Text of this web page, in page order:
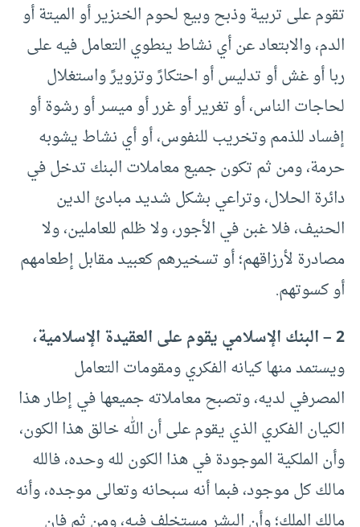
تقوم على تربية وذبح وبيع لحوم الخنزير أو الميتة أو
الدم، والابتعاد عن أي نشاط ينطوي التعامل فيه على
ربا أو غش أو تدليس أو احتكارً وتزويرً واستغلال
لحاجات الناس، أو تغرير أو غرر أو ميسر أو رشوة أو
إفساد للذمم وتخريب للنفوس، أو أي نشاط يشوبه
حرمة، ومن ثم تكون جميع معاملات البنك تدخل في
دائرة الحلال، وتراعي بشكل شديد مبادئ الدين
الحنيف، فلا غبن في الأجور، ولا ظلم للعاملين، ولا
مصادرة لأرزاقهم؛ أو تسخيرهم كعبيد مقابل إطعامهم
أو كسوتهم.
2 – البنك الإسلامي يقوم على العقيدة الإسلامية،
ويستمد منها كيانه الفكري ومقومات التعامل
المصرفي لديه، وتصبح معاملاته جميعها في إطار هذا
الكيان الفكري الذي يقوم على أن الله خالق هذا الكون،
وأن الملكية الموجودة في هذا الكون لله وحده، فالله
مالك كل موجود، فبما أنه سبحانه وتعالى موجده، وأنه